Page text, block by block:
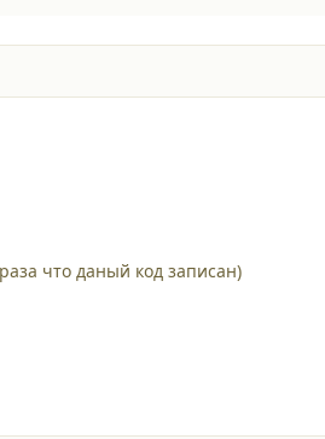
что даный код записан)